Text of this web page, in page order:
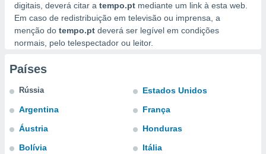
botão
todos os
o
no
um perfil
CONFIGURAÇÕES
digitais, deverá citar a tempo.pt mediante um link à esta web.
Em caso de redistribuição em televisão ou imprensa, a
menção do tempo.pt deverá ser legível em condições
normais, pelo telespectador ou leitor.
Países
Rússia
Argentina
Áustria
Bolívia
Estados Unidos
França
Honduras
Itália